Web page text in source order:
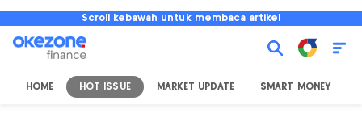
Scroll kebawah untuk membaca artikel
HOME HOT ISSUE MARKET UPDATE SMART MONEY